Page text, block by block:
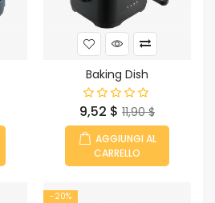
Baking Dish
Prezzo
9,52 $ Prezzo
base
11,90 $
AGGIUNGI AL
CARRELLO
-20%